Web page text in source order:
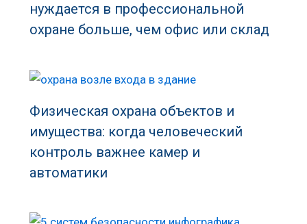
нуждается в профессиональной
охране больше, чем офис или склад
Физическая охрана объектов и
имущества: когда человеческий
контроль важнее камер и
автоматики